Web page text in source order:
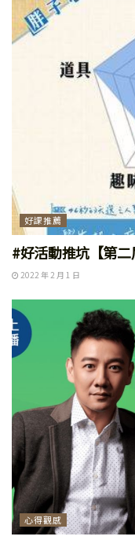
好課推薦
#好活動推坑【第二
2022 年 2 月 1 日
心得觀感